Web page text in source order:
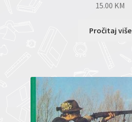
15.00 KM
Pročitaj više